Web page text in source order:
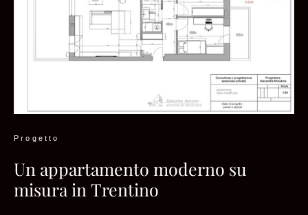
Progetto
Un appartamento moderno su
misura in Trentino